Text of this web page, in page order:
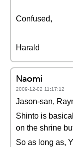
Confused,
Harald
Naomi
2009-12-02 11:17:12
Jason-san,
Shinto is
on the shrine
So as long as,